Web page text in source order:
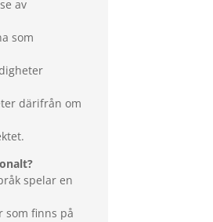
av
som
därifrån om
spelar en
som finns på